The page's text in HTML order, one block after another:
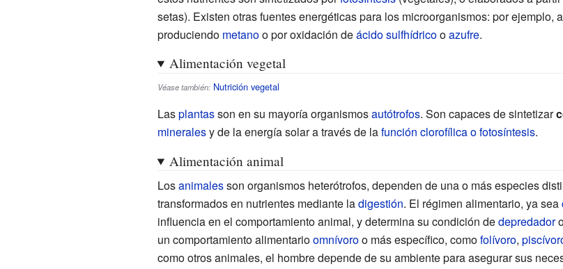
setas). Existen otras fuentes energéticas para los microorganismos: por ejemplo,
produciendo metanoo por oxidación deácido sulfhídricooazufre.
Alimentación vegetal
Véase también: Nutrición vegetal
Lasplantasson en su mayoría organismosautótrofos. Son capaces de sintetizar
mineralesy de la energía solar a través de lafunción clorofílica o fotosíntesis.
Alimentación animal
Losanimalesson organismos heterótrofos, dependen de una o más especies
transformados en nutrientes mediante ladigestión. El régimen alimentario, ya sea
influencia en el comportamiento animal, y determina su condición dedepredador
un comportamiento alimentarioomnívoroo más específico, comofolívoro,
como otros animales, el hombre depende de su ambiente para asegurar sus